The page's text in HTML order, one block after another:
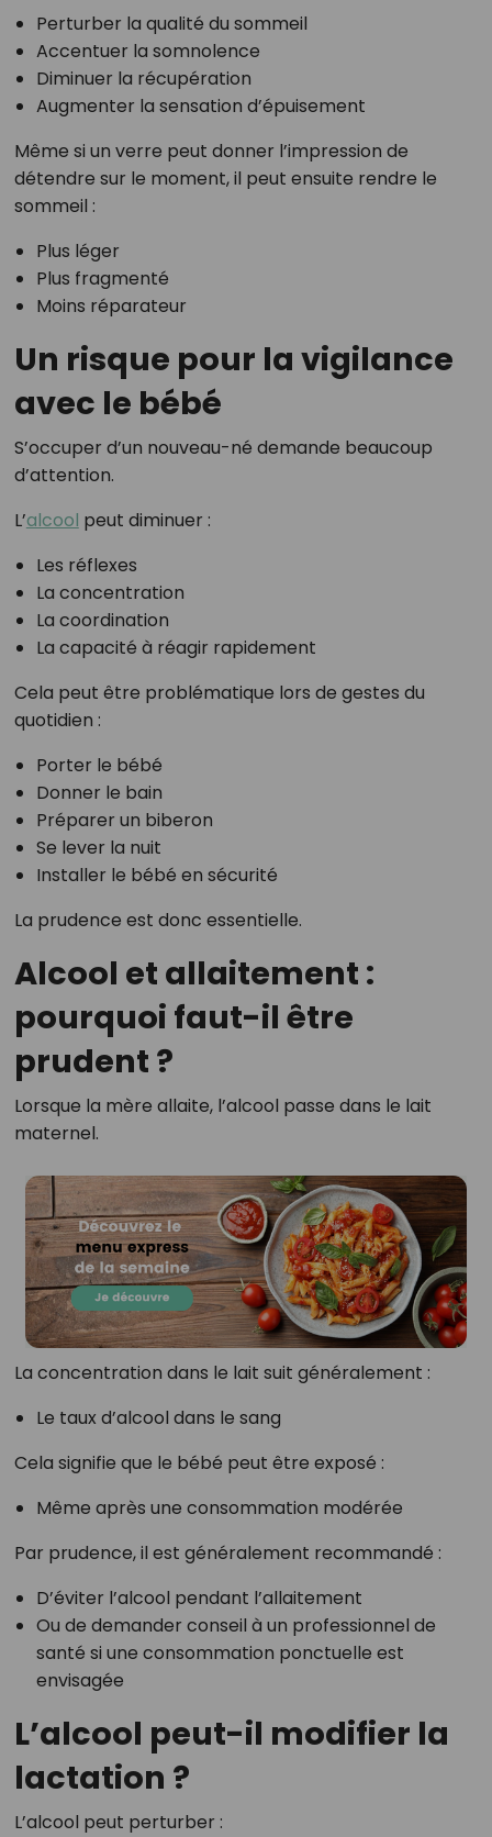
Perturber la qualité du sommeil
Accentuer la somnolence
Diminuer la récupération
Augmenter la sensation d’épuisement
Même si un verre peut donner l’impression de
détendre sur le moment, il peut ensuite rendre le
sommeil :
Plus léger
Plus fragmenté
Moins réparateur
Un risque pour la vigilance
avec le bébé
S’occuper d’un nouveau-né demande beaucoup
d’attention.
L’alcool peut diminuer :
Les réflexes
La concentration
La coordination
La capacité à réagir rapidement
Cela peut être problématique lors de gestes du
quotidien :
Porter le bébé
Donner le bain
Préparer un biberon
Se lever la nuit
Installer le bébé en sécurité
La prudence est donc essentielle.
Alcool et allaitement :
pourquoi faut-il être
prudent ?
Lorsque la mère allaite, l’alcool passe dans le lait
maternel.
La concentration dans le lait suit généralement :
Le taux d’alcool dans le sang
Cela signifie que le bébé peut être exposé :
Même après une consommation modérée
Par prudence, il est généralement recommandé :
D’éviter l’alcool pendant l’allaitement
Ou de demander conseil à un professionnel de
santé si une consommation ponctuelle est
envisagée
L’alcool peut-il modifier la
lactation ?
L’alcool peut perturber :